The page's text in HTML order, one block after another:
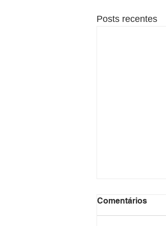
Posts recentes
Comentários